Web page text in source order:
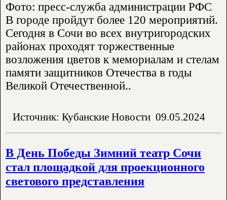
Фото: пресс-служба администрации РФС
В городе пройдут более 120 мероприятий.
Сегодня в Сочи во всех внутригородских
районах проходят торжественные
возложения цветов к мемориалам и стелам
памяти защитников Отечества в годы
Великой Отечественной..
Источник: Кубанские Новости 09.05.2024
В День Победы Зимний театр Сочи
стал площадкой для проекционного
светового представления